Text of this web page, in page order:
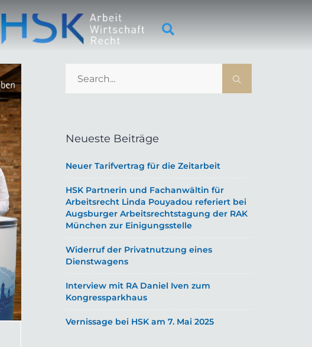
Neueste Beiträge
Neuer Tarifvertrag für die Zeitarbeit
HSK Partnerin und Fachanwältin für
Arbeitsrecht Linda Pouyadou referiert bei
Augsburger Arbeitsrechtstagung der RAK
München zur Einigungsstelle
Widerruf der Privatnutzung eines
Dienstwagens
Interview mit RA Daniel Iven zum
Kongressparkhaus
Vernissage bei HSK am 7. Mai 2025